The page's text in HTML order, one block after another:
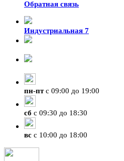
Обратная связь
Индустриальная 7
пн-птс 09:00 до 19:00
сб с 09:30 до 18:30
вс с 10:00 до 18:00